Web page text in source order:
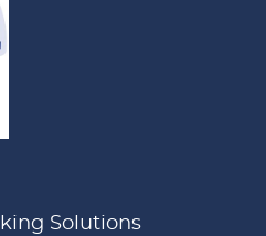
Solutions